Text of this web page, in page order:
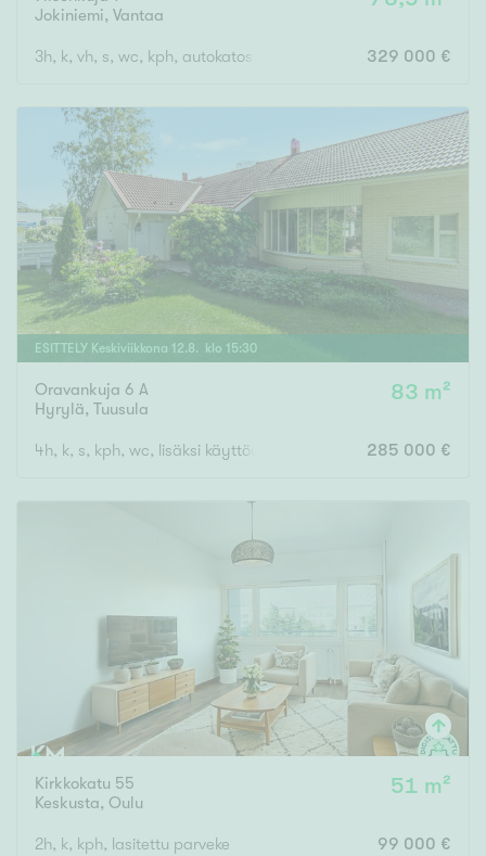
Jokiniemi, Vantaa
3h, k, vh, s, wc, kph, autokatos, terassi 329 000 €
ESITTELY Keskiviikkona 12.8. klo 15:30
Oravankuja 6 A
Hyrylä, Tuusula
83 m²
4h, k, s, kph, wc, lisäksi käyttöullakolla n. 40 m2 tilaa285 000 €
Kirkkokatu 55
Keskusta, Oulu
51 m²
2h, k, kph, lasitettu parveke 99 000 €